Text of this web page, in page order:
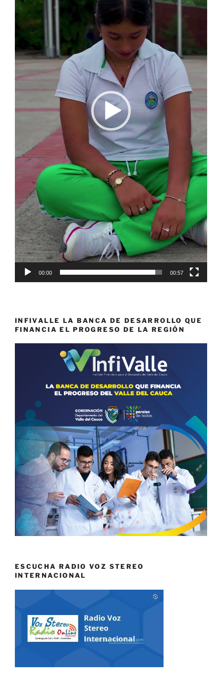
00:00 00:57
INFIVALLE LA BANCA DE DESARROLLO QUE
FINANCIA EL PROGRESO DE LA REGIÓN
ESCUCHA RADIO VOZ STEREO
INTERNACIONAL